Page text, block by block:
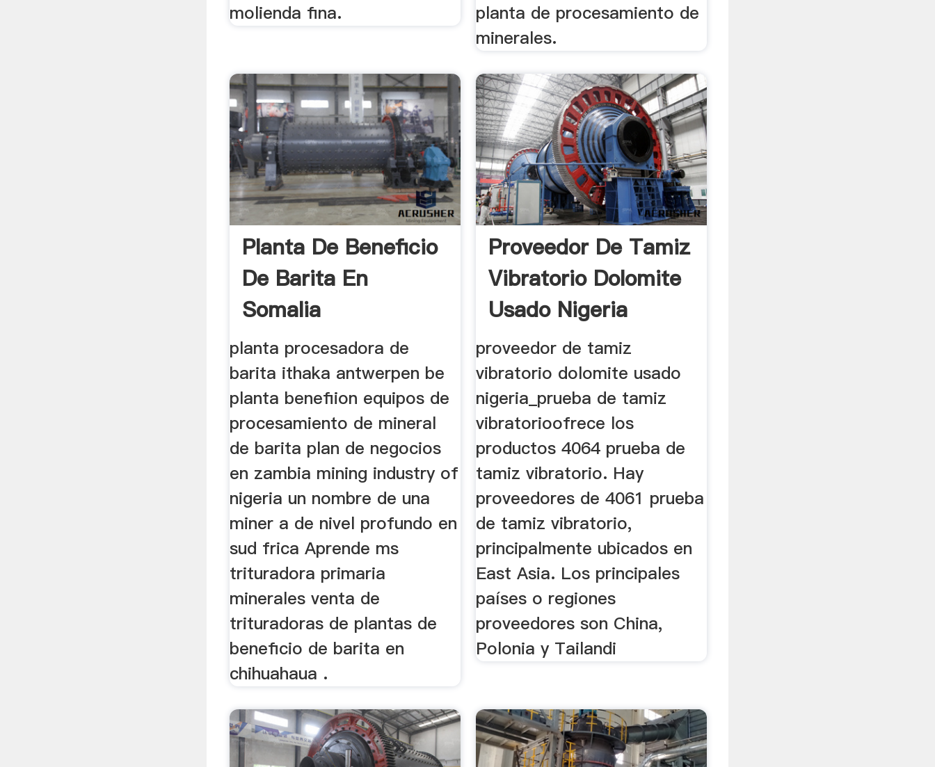
molienda fina.
planta de procesamiento de
minerales.
Planta De Beneficio
De Barita En
Somalia
planta procesadora de
barita ithaka antwerpen be
planta benefiion equipos de
procesamiento de mineral
de barita plan de negocios
en zambia mining industry of
nigeria un nombre de una
miner a de nivel profundo en
sud frica Aprende ms
trituradora primaria
minerales venta de
trituradoras de plantas de
beneficio de barita en
chihuahaua .
Proveedor De Tamiz
Vibratorio Dolomite
Usado Nigeria
proveedor de tamiz
vibratorio dolomite usado
nigeria_prueba de tamiz
vibratorioofrece los
productos 4064 prueba de
tamiz vibratorio. Hay
proveedores de 4061 prueba
de tamiz vibratorio,
principalmente ubicados en
East Asia. Los principales
países o regiones
proveedores son China,
Polonia y Tailandi